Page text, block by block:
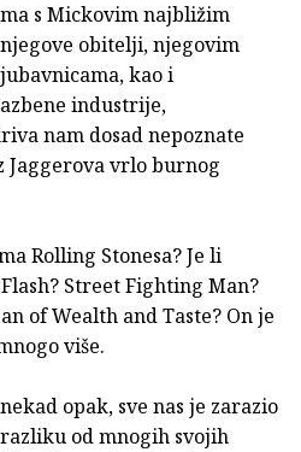
s Mickovim najbližim
obitelji, njegovim
kao i
industrije,
nam dosad nepoznate
Jaggerova vrlo burnog
Rolling Stonesa? Je li
Street Fighting Man?
of Wealth and Taste? On je
više.
opak, sve nas je zarazio
od mnogih svojih